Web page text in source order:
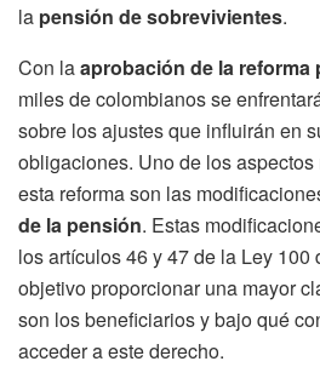
la pensión de sobrevivientes.
Con laaprobación de la reforma
miles de colombianos se
sobre los ajustes que influirán en
obligaciones. Uno de los
esta reforma son las
de la pensión. Estas
los artículos 46 y 47 de la Ley 100
objetivo proporcionar una mayor
son los beneficiarios y bajo qué
acceder a este derecho.